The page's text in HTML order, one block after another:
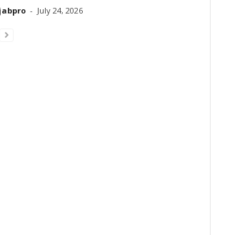
- July 24, 2026